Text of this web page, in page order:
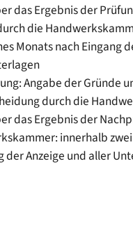
das Ergebnis der
die
Monats nach Eingang
Angabe der Gründe
durch die
das Ergebnis der
innerhalb
der Anzeige und aller